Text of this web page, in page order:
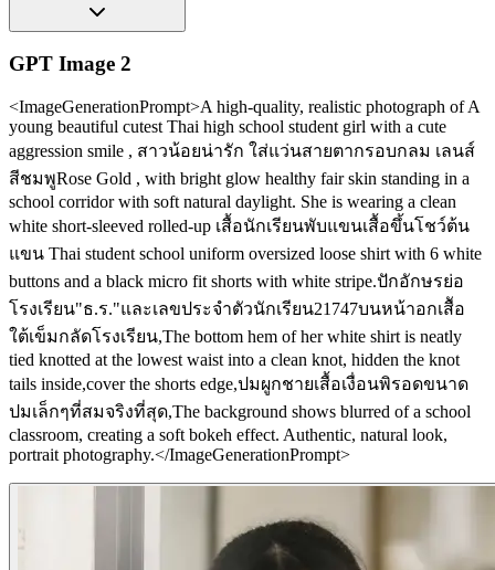
GPT Image 2
<ImageGenerationPrompt>A high-quality, realistic photograph of A
young beautiful cutest Thai high school student girl with a cute
aggression smile , สาวน้อยน่ารัก ใส่แว่นสายตากรอบกลม เลนส์
สีชมพูRose Gold , with bright glow healthy fair skin standing in a
school corridor with soft natural daylight. She is wearing a clean
white short-sleeved rolled-up เสื้อนักเรียนพับแขนเสื้อขึ้นโชว์ต้น
แขน Thai student school uniform oversized loose shirt with 6 white
buttons and a black micro fit shorts with white stripe.ปักอักษรย่อ
โรงเรียน"ธ.ร."และเลขประจำตัวนักเรียน21747บนหน้าอกเสืัอ
ใต้เข็มกลัดโรงเรียน,The bottom hem of her white shirt is neatly
tied knotted at the lowest waist into a clean knot, hidden the knot
tails inside,cover the shorts edge,ปมผูกชายเสื้อเงื่อนพิรอดขนาด
ปมเล็กๆที่สมจริงที่สุด,The background shows blurred of a school
classroom, creating a soft bokeh effect. Authentic, natural look,
portrait photography.</ImageGenerationPrompt>